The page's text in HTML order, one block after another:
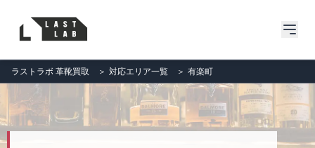
ラストラボ 革靴買取 ＞ 対応エリア一覧 ＞ 有楽町